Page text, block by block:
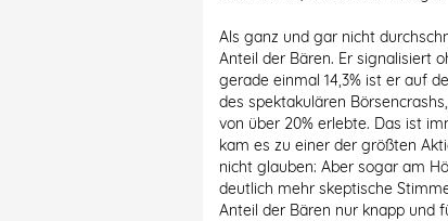
Als ganz und gar nicht
Anteil der Bären. Er signalisiert
gerade einmal 14,3% ist er auf
des spektakulären
von über 20% erlebte. Das ist
kam es zu einer der größten
nicht glauben: Aber sogar am
deutlich mehr skeptische
Anteil der Bären nur knapp und